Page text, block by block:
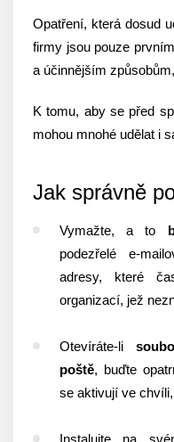
Opatření, která dosud
firmy jsou pouze
a účinnějším
K tomu, aby se před
mohou mnohé udělat i
Jak správně
Vymažte, a to
podezřelé e-
adresy, které
organizací, jež
Otevíráte-li
poště, buďte
se aktivují ve
Instalujte na